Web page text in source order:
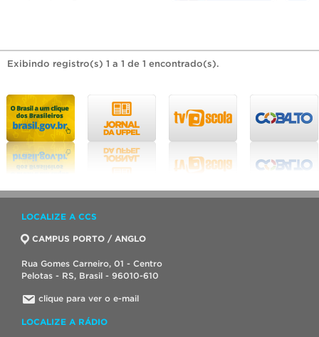
Exibindo registro(s) 1 a 1 de 1 encontrado(s).
LOCALIZE A CCS
CAMPUS PORTO / ANGLO
Rua Gomes Carneiro, 01 - Centro
Pelotas - RS, Brasil - 96010-610
clique para ver o e-mail
LOCALIZE A RÁDIO